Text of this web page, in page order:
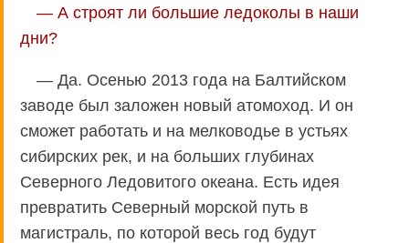
— А строят ли большие ледоколы в наши
дни?
— Да. Осенью 2013 года на Балтийском
заводе был заложен новый атомоход. И он
сможет работать и на мелководье в устьях
сибирских рек, и на больших глубинах
Северного Ледовитого океана. Есть идея
превратить Северный морской путь в
магистраль, по которой весь год будут